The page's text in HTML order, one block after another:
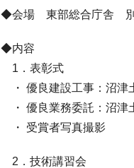
◆会場 東部総合庁舎 別
◆内容
1．表彰式
・ 優良建設工事：沼
・ 優良業務委託：沼
・ 受賞者写真撮影
2．技術講習会